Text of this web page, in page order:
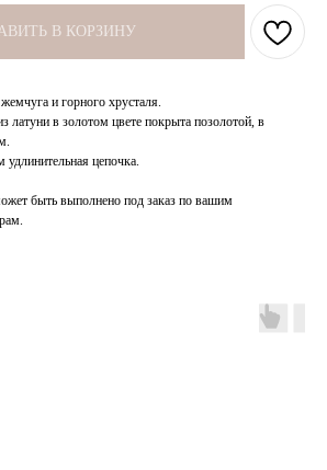
В КОРЗИНУ
и горного хрусталя.
латуни в золотом цвете покрыта позолотой, в
цепочка.
быть выполнено под заказ по вашим